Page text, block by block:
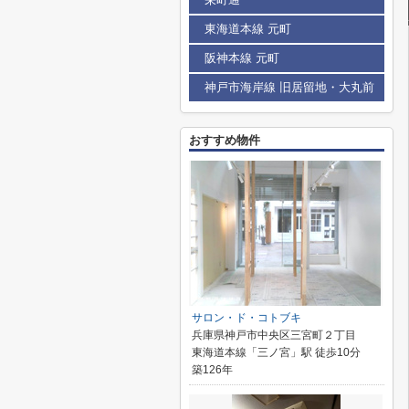
東海道本線 元町
阪神本線 元町
神戸市海岸線 旧居留地・大丸前
おすすめ物件
サロン・ド・コトブキ
兵庫県神戸市中央区三宮町２丁目
東海道本線「三ノ宮」駅 徒歩10分
築126年